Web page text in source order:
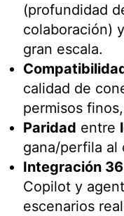
(profundidad
colaboración)
gran escala.
calidad de
permisos
Paridad entre
gana/perfila al
Integración
Copilot y
escenarios